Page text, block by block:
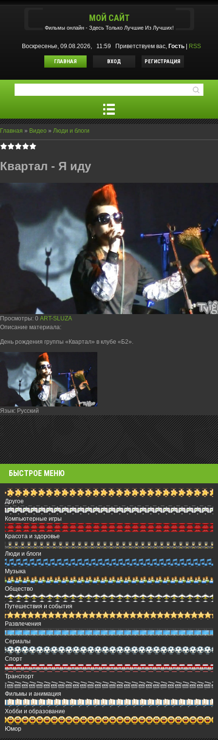
МОЙ САЙТ
Фильмы oнлайн - Здесь Только Лучшие Из Лучших!
Воскресенье, 09.08.2026, 11:59 Приветствуем вас, Гость RSS
ГЛАВНАЯ ВХОД РЕГИСТРАЦИЯ
Главная » Видео » Люди и блоги
Квартал - Я иду
Просмотры: 0 ART-SLUZA
Описание материала:
День рождения группы «Квартал» в клубе «Б2».
Язык: Русский
БЫСТРОЕ МЕНЮ
Другое
Компьютерные игры
Красота и здоровье
Люди и блоги
Музыка
Общество
Путешествия и события
Развлечения
Сериалы
Спорт
Транспорт
Фильмы и анимация
Хобби и образование
Юмор